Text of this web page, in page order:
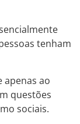
tenham
apenas ao
questões
sociais.